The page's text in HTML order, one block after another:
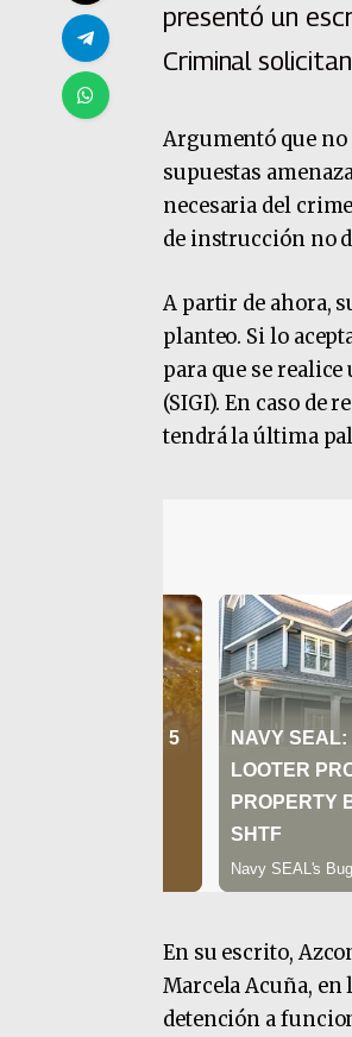
presentó un
Criminal
Argumentó que no
supuestas
necesaria del
de instrucción no
A partir de ahora,
planteo. Si lo
para que se
(SIGI). En caso de
tendrá la última
En su escrito,
Marcela Acuña, en
detención a